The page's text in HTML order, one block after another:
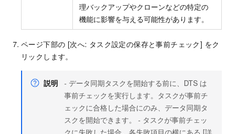
理バックアップやクローンなどの特定の
機能に影響を与える可能性があります。
ページ下部の [次へ: タスク設定の保存と事前チェック] をク
リックします。
説明 - データ同期タスクを開始する前に、DTS は
事前チェックを実行します。タスクが事前チ
ェックに合格した場合にのみ、データ同期タ
スクを開始できます。 - タスクが事前チェッ
クに失敗した場合、各失敗項目の横にある [詳